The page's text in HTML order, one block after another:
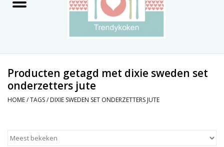
Decoratie
Keukengerei
Producten getagd met dixie sweden set
onderzetters jute
HOME/TAGS/ DIXIE SWEDEN SET ONDERZETTERS JUTE